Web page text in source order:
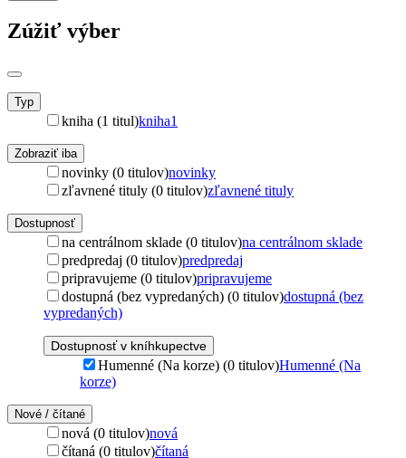
Zúžiť výber
Typ
kniha (1 titul)kniha1
Zobraziť iba
novinky (0 titulov)novinky
zľavnené tituly (0 titulov)zľavnené tituly
Dostupnosť
na centrálnom sklade (0 titulov)na centrálnom sklade
predpredaj (0 titulov)predpredaj
pripravujeme (0 titulov)pripravujeme
dostupná (bez vypredaných) (0 titulov)dostupná (bez
vypredaných)
Dostupnosť v kníhkupectve
Humenné (Na korze) (0 titulov)Humenné (Na
korze)
Nové / čítané
nová (0 titulov)nová
čítaná (0 titulov)čítaná